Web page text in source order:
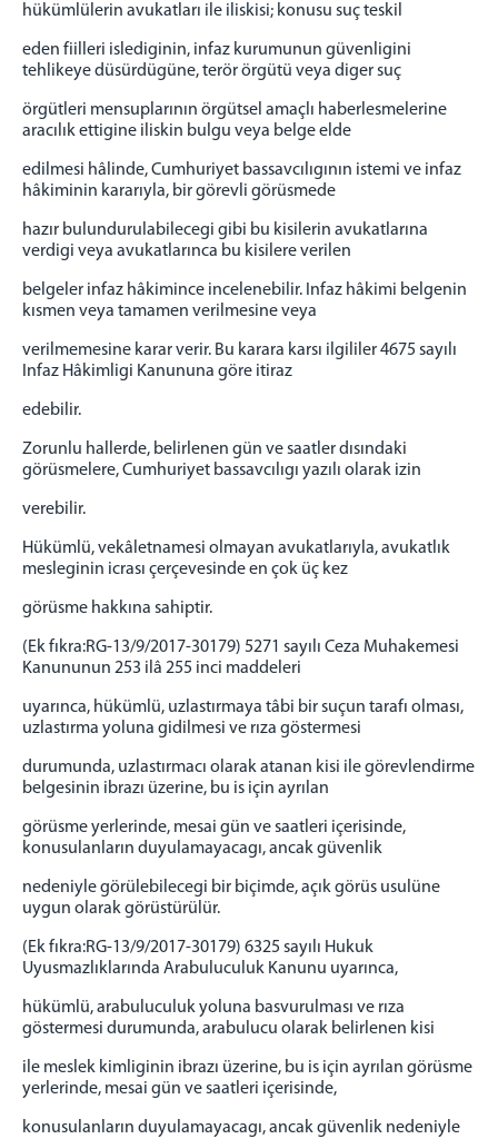
hükümlülerin avukatları ile iliskisi; konusu suç teskil
eden fiilleri islediginin, infaz kurumunun güvenligini
tehlikeye düsürdügüne, terör örgütü veya diger suç
örgütleri mensuplarının örgütsel amaçlı haberlesmelerine
aracılık ettigine iliskin bulgu veya belge elde
edilmesi hâlinde, Cumhuriyet bassavcılıgının istemi ve infaz
hâkiminin kararıyla, bir görevli görüsmede
hazır bulundurulabilecegi gibi bu kisilerin avukatlarına
verdigi veya avukatlarınca bu kisilere verilen
belgeler infaz hâkimince incelenebilir. Infaz hâkimi belgenin
kısmen veya tamamen verilmesine veya
verilmemesine karar verir. Bu karara karsı ilgililer 4675 sayılı
Infaz Hâkimligi Kanununa göre itiraz
edebilir.
Zorunlu hallerde, belirlenen gün ve saatler dısındaki
görüsmelere, Cumhuriyet bassavcılıgı yazılı olarak izin
verebilir.
Hükümlü, vekâletnamesi olmayan avukatlarıyla, avukatlık
mesleginin icrası çerçevesinde en çok üç kez
görüsme hakkına sahiptir.
(Ek fıkra:RG-13/9/2017-30179) 5271 sayılı Ceza Muhakemesi
Kanununun 253 ilâ 255 inci maddeleri
uyarınca, hükümlü, uzlastırmaya tâbi bir suçun tarafı olması,
uzlastırma yoluna gidilmesi ve rıza göstermesi
durumunda, uzlastırmacı olarak atanan kisi ile görevlendirme
belgesinin ibrazı üzerine, bu is için ayrılan
görüsme yerlerinde, mesai gün ve saatleri içerisinde,
konusulanların duyulamayacagı, ancak güvenlik
nedeniyle görülebilecegi bir biçimde, açık görüs usulüne
uygun olarak görüstürülür.
(Ek fıkra:RG-13/9/2017-30179) 6325 sayılı Hukuk
Uyusmazlıklarında Arabuluculuk Kanunu uyarınca,
hükümlü, arabuluculuk yoluna basvurulması ve rıza
göstermesi durumunda, arabulucu olarak belirlenen kisi
ile meslek kimliginin ibrazı üzerine, bu is için ayrılan görüsme
yerlerinde, mesai gün ve saatleri içerisinde,
konusulanların duyulamayacagı, ancak güvenlik nedeniyle